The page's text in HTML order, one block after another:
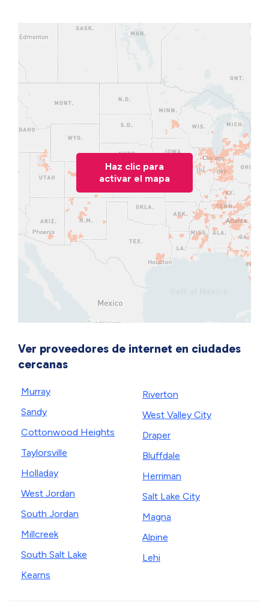
Haz clic para
activar el mapa
Ver proveedores de internet en ciudades
cercanas
Murray
Sandy
Cottonwood Heights
Taylorsville
Holladay
West Jordan
South Jordan
Millcreek
South Salt Lake
Kearns
Riverton
West Valley City
Draper
Bluffdale
Herriman
Salt Lake City
Magna
Alpine
Lehi